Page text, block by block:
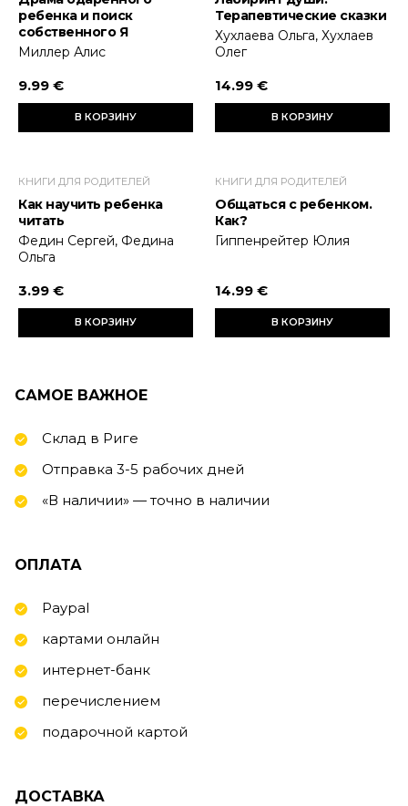
ребенка и поиск
собственного Я
Миллер Алис
9.99 €
В КОРЗИНУ
Терапевтические сказки
Хухлаева Ольга, Хухлаев
Олег
14.99 €
В КОРЗИНУ
КНИГИ ДЛЯ РОДИТЕЛЕЙ
Как научить ребенка
читать
Федин Сергей, Федина
Ольга
3.99 €
В КОРЗИНУ
КНИГИ ДЛЯ РОДИТЕЛЕЙ
Общаться с ребенком.
Как?
Гиппенрейтер Юлия
14.99 €
В КОРЗИНУ
САМОЕ ВАЖНОЕ
Склад в Риге
Отправка 3-5 рабочих дней
«В наличии» — точно в наличии
ОПЛАТА
Paypal
картами онлайн
интернет-банк
перечислением
подарочной картой
ДОСТАВКА